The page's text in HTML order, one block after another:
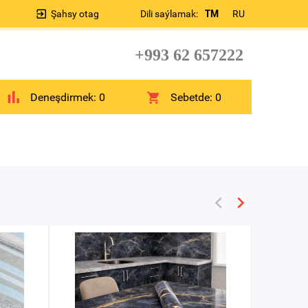
Dili saýlamak: TM RU
Şahsy otag
+993 62 657222
Deneşdirmek: 0 Sebetde:0